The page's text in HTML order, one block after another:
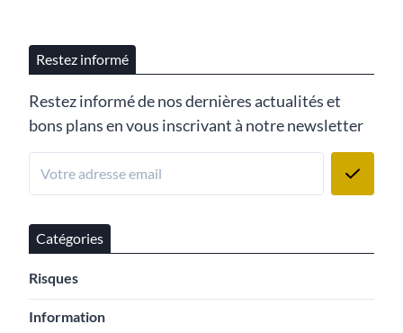
Restez informé
Restez informé de nos dernières actualités et
bons plans en vous inscrivant à notre newsletter
Catégories
Risques
Information